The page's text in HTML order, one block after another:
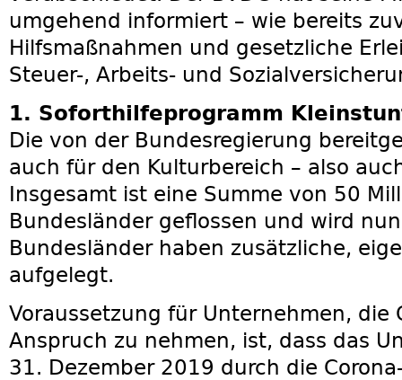
umgehend informiert – wie bereits
Hilfsmaßnahmen und gesetzliche
Steuer-, Arbeits- und
1. Soforthilfeprogramm
Die von der Bundesregierung
auch für den Kulturbereich – also
Insgesamt ist eine Summe von 50
Bundesländer geflossen und wird
Bundesländer haben zusätzliche,
aufgelegt.
Voraussetzung für Unternehmen, die
Anspruch zu nehmen, ist, dass das
31. Dezember 2019 durch die